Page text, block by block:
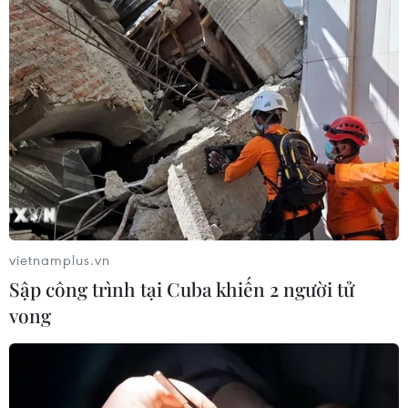
Phú Thọ gỡ vướng mắc mặt bằng,
đẩy nhanh đầu tư các cụm công
nghiệp
07/08/2026 03:32
Nghị quyết số 80-NQ/TW: Hải Phòng
- bản sắc cửa biển và chiều sâu văn
hóa
07/08/2026 03:08
Chiến dịch 500 ngày đêm: Lặng
thầm viết tiếp hành trình trở về của
các liệt sỹ
vietnamplus.vn
Sập công trình tại Cuba khiến 2 người tử
vong